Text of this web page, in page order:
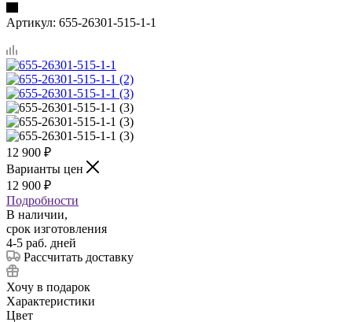
Артикул: 655-26301-515-1-1
12 900 ₽
Варианты цен
12 900 ₽
Подробности
В наличии,
срок изготовления
4-5 раб. дней
Рассчитать доставку
Хочу в подарок
Характеристики
Цвет